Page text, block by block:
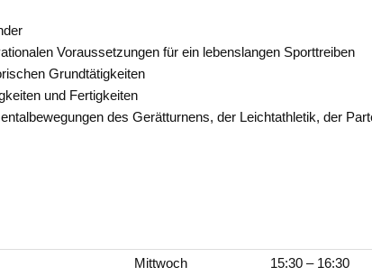
Voraussetzungen für ein lebenslangen Sporttreiben
Grundtätigkeiten
und Fertigkeiten
des Gerätturnens, der Leichtathletik, der
Mittwoch
15:30 – 16:30